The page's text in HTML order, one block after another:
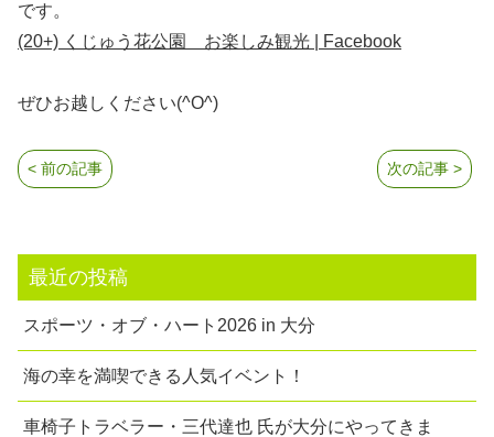
です。
(20+) くじゅう花公園 お楽しみ観光 | Facebook
ぜひお越しください(^O^)
次の記事 >
< 前の記事
最近の投稿
スポーツ・オブ・ハート2026 in 大分
海の幸を満喫できる人気イベント！
車椅子トラベラー・三代達也 氏が大分にやってきま